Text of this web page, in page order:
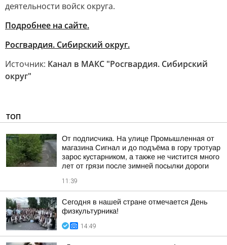
деятельности войск округа.
Подробнее на сайте.
Росгвардия. Сибирский округ.
Источник: Канал в МАКС "Росгвардия. Сибирский
округ"
ТОП
От подписчика. На улице Промышленная от
магазина Сигнал и до подъёма в гору тротуар
зарос кустарником, а также не чистится много
лет от грязи после зимней посылки дороги
11:39
Сегодня в нашей стране отмечается День
физкультурника!
14:49